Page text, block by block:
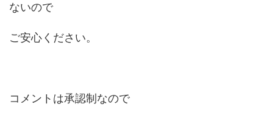
ないので
ご安心ください。
コメントは承認制なので